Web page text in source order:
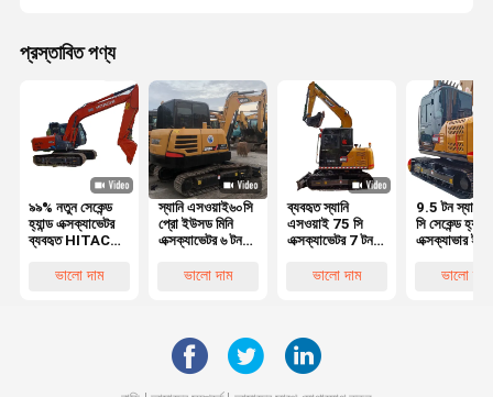
প্রস্তাবিত পণ্য
৯৯% নতুন সেকেন্ড
হ্যান্ড এক্সক্যাভেটর
ব্যবহৃত HITACHI
এক্সক্যাভেটর ইপিএ
ভালো দাম
স্যানি এসওয়াই৬০সি
প্রো ইউসড মিনি
এক্সক্যাভেটর ৬ টন
ইউসড এক্সক্যাভেটর
ভালো দাম
ব্যবহৃত স্যানি
এসওয়াই 75 সি
এক্সক্যাভেটর 7 টন
এসওয়াই 75
ভালো দাম
9.5 টন স্যানি
সি সেকেন্ড হ্যান্ড
এক্সক্যাভার
এক্সক্যাভার
ভালো দাম